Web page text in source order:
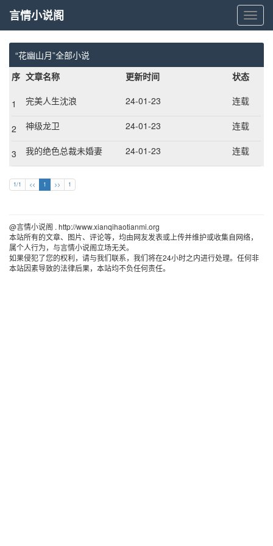
言
情
小
阁
言情小说阁
“花幽山月”全部小说
序 文章名称 更新时间 状态
1 完美人生沈浪 24-01-23 连载
2 神级龙卫 24-01-23 连载
3 我的绝色总裁未婚妻 24-01-23 连载
1/1 << 1 >> 1
@言情小说阁 . http://www.xianqihaotianmi.org
本站所有的文章、图片、评论等，均由网友发表或上传并维护或收集自网络，
属个人行为，与言情小说阁立场无关。
如果侵犯了您的权利，请与我们联系，我们将在24小时之内进行处理。任何非
本站因素导致的法律后果，本站均不负任何责任。